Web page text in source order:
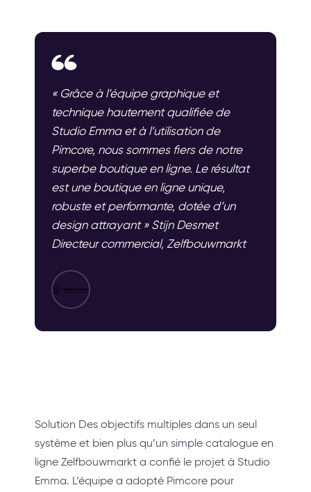
« Grâce à l’équipe graphique et
technique hautement qualifiée de
Studio Emma et à l’utilisation de
Pimcore, nous sommes fiers de notre
superbe boutique en ligne. Le résultat
est une boutique en ligne unique,
robuste et performante, dotée d’un
design attrayant » Stijn Desmet
Directeur commercial, Zelfbouwmarkt
Solution Des objectifs multiples dans un seul
système et bien plus qu’un simple catalogue en
ligne Zelfbouwmarkt a confié le projet à Studio
Emma. L’équipe a adopté Pimcore pour